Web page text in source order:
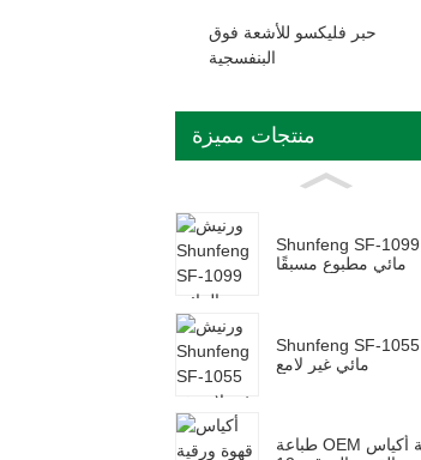
حبر فليكسو للأشعة فوق
البنفسجية
منتجات مميزة
Shunfeng SF-1099 ورنيش
مائي مطبوع مسبقًا
Shunfeng SF-1055 ورنيش
مائي غير لامع
طباعة OEM شخصية أكياس